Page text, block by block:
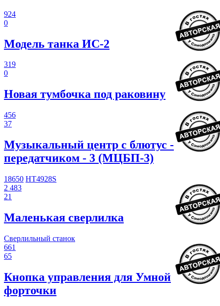
924
0
Модель танка ИС-2
319
0
Новая тумбочка под раковину
456
37
Музыкальный центр с блютус -
передатчиком - 3 (МЦБП-3)
18650 HT4928S
2 483
21
Маленькая сверлилка
Сверлильный станок
661
65
Кнопка управления для Умной
форточки